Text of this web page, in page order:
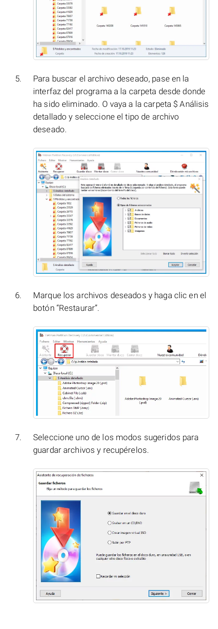
Para buscar el archivo deseado, pase en la
interfaz del programa a la carpeta desde donde
ha sido eliminado. O vaya a la carpeta $ Análisis
detallado y seleccione el tipo de archivo
deseado.
Marque los archivos deseados y haga clic en el
botón “Restaurar”.
Seleccione uno de los modos sugeridos para
guardar archivos y recupérelos.